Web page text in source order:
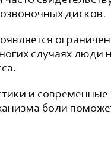
дисков.
случаях люди
и
боли